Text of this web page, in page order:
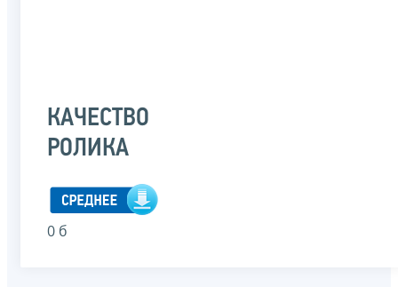
КАЧЕСТВО
РОЛИКА
0 б